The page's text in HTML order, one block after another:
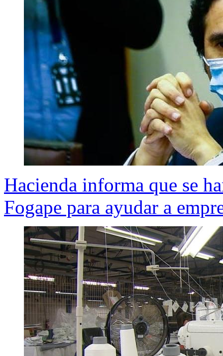
Hacienda informa que se
Fogape para ayudar a